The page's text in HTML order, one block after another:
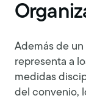
Además de
representa a
medidas
del convenio,